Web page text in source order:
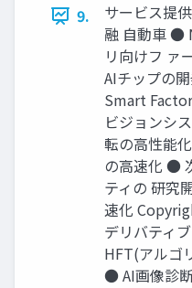
9.
サービス提
融 自動車 ●
リ向けフ ァ
AIチップの
Smart
ビジョンシ
転の高性能
の高速化 ●
ティの 研究
速化
デリバティ
HFT(アルゴ
● AI画像診